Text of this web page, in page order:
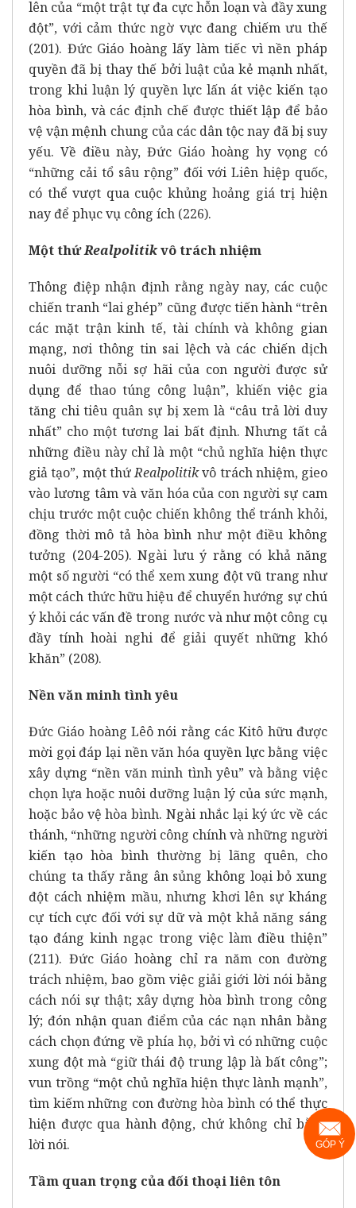
lên của “một trật tự đa cực hỗn loạn và đầy xung
đột”, với cảm thức ngờ vực đang chiếm ưu thế
(201). Đức Giáo hoàng lấy làm tiếc vì nền pháp
quyền đã bị thay thế bởi luật của kẻ mạnh nhất,
trong khi luận lý quyền lực lấn át việc kiến tạo
hòa bình, và các định chế được thiết lập để bảo
vệ vận mệnh chung của các dân tộc nay đã bị suy
yếu. Về điều này, Đức Giáo hoàng hy vọng có
“những cải tổ sâu rộng” đối với Liên hiệp quốc,
có thể vượt qua cuộc khủng hoảng giá trị hiện
nay để phục vụ công ích (226).
Một thứRealpolitikvô trách nhiệm
Thông điệp nhận định rằng ngày nay, các cuộc
chiến tranh “lai ghép” cũng được tiến hành “trên
các mặt trận kinh tế, tài chính và không gian
mạng, nơi thông tin sai lệch và các chiến dịch
nuôi dưỡng nỗi sợ hãi của con người được sử
dụng để thao túng công luận”, khiến việc gia
tăng chi tiêu quân sự bị xem là “câu trả lời duy
nhất” cho một tương lai bất định. Nhưng tất cả
những điều này chỉ là một “chủ nghĩa hiện thực
giả tạo”, một thứRealpolitikvô trách nhiệm, gieo
vào lương tâm và văn hóa của con người sự cam
chịu trước một cuộc chiến không thể tránh khỏi,
đồng thời mô tả hòa bình như một điều không
tưởng (204-205). Ngài lưu ý rằng có khả năng
một số người “có thể xem xung đột vũ trang như
một cách thức hữu hiệu để chuyển hướng sự chú
ý khỏi các vấn đề trong nước và như một công cụ
đầy tính hoài nghi để giải quyết những khó
khăn” (208).
Nền văn minh tình yêu
Đức Giáo hoàng Lêô nói rằng các Kitô hữu được
mời gọi đáp lại nền văn hóa quyền lực bằng việc
xây dựng “nền văn minh tình yêu” và bằng việc
chọn lựa hoặc nuôi dưỡng luận lý của sức mạnh,
hoặc bảo vệ hòa bình. Ngài nhắc lại ký ức về các
thánh, “những người công chính và những người
kiến tạo hòa bình thường bị lãng quên, cho
chúng ta thấy rằng ân sủng không loại bỏ xung
đột cách nhiệm mầu, nhưng khơi lên sự kháng
cự tích cực đối với sự dữ và một khả năng sáng
tạo đáng kinh ngạc trong việc làm điều thiện”
(211). Đức Giáo hoàng chỉ ra năm con đường
trách nhiệm, bao gồm việc giải giới lời nói bằng
cách nói sự thật; xây dựng hòa bình trong công
lý; đón nhận quan điểm của các nạn nhân bằng
cách chọn đứng về phía họ, bởi vì có những cuộc
xung đột mà “giữ thái độ trung lập là bất công”;
vun trồng “một chủ nghĩa hiện thực lành mạnh”,
tìm kiếm những con đường hòa bình có thể thực
hiện được qua hành động, chứ không chỉ bằng
lời nói.
Tầm quan trọng của đối thoại liên tôn
GÓP Ý